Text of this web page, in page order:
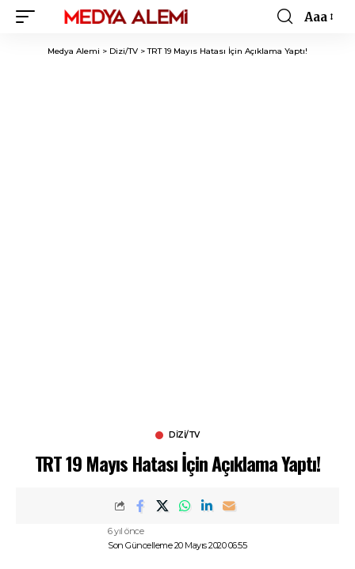
Font
Resizer
Aaa
Medya Alemi > Dizi/TV >TRT 19 Mayıs Hatası İçin Açıklama Yaptı!
DIZI/TV
TRT 19 Mayıs Hatası İçin Açıklama Yaptı!
Son Güncelleme 20 Mayıs 2020 06:55
6 yıl önce